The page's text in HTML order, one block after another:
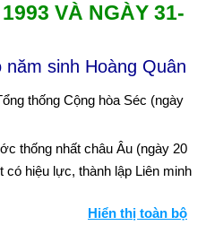
VÀ NGÀY 31-
sinh Hoàng Quân
thống Cộng hòa Séc (ngày
thống nhất châu Âu (ngày 20
hiệu lực, thành lập Liên minh
ở Somalia (ngày 5 tháng 6).
Hiển thị toàn bộ